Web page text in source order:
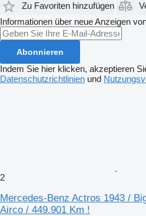
Zu Favoriten hinzufügen
Informationen über neue Anzeigen
Abonnieren
Indem Sie hier klicken, akzeptieren
Datenschutzrichtlinien und
2
Mercedes-Benz Actros 1943 /
Airco / 449.901 Km !